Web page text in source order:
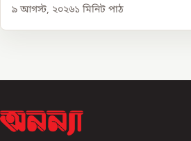
৯ আগস্ট, ২০২৬১ মিনিট পাঠ